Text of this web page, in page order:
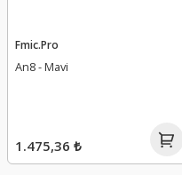
Fmic.Pro
An8 - Mavi
1.475,36 ₺